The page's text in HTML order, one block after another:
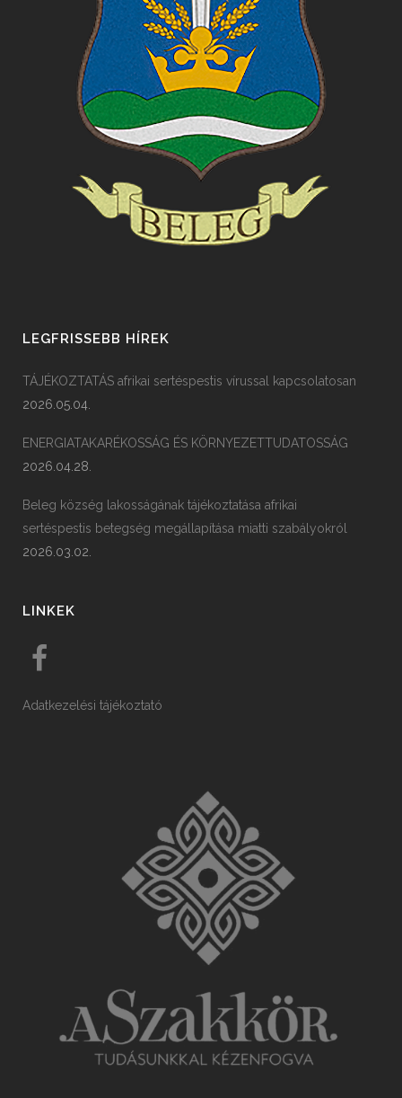
LEGFRISSEBB HÍREK
TÁJÉKOZTATÁS afrikai sertéspestis vírussal kapcsolatosan
2026.05.04.
ENERGIATAKARÉKOSSÁG ÉS KÖRNYEZETTUDATOSSÁG
2026.04.28.
Beleg község lakosságának tájékoztatása afrikai
sertéspestis betegség megállapítása miatti szabályokról
2026.03.02.
LINKEK
Adatkezelési tájékoztató